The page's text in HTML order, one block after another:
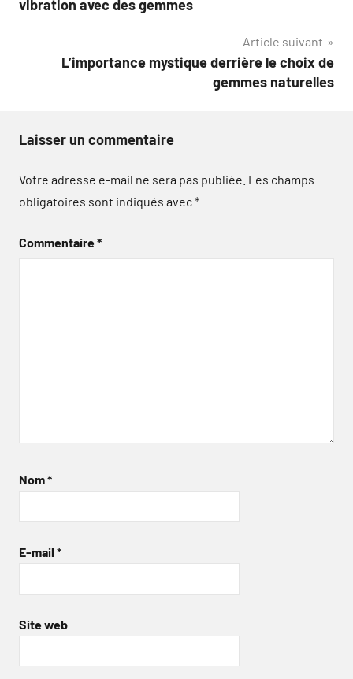
vibration avec des gemmes
Article suivant
L’importance mystique derrière le choix de
gemmes naturelles
Laisser un commentaire
Votre adresse e-mail ne sera pas publiée. Les champs
obligatoires sont indiqués avec*
Commentaire*
Nom*
E-mail *
Site web